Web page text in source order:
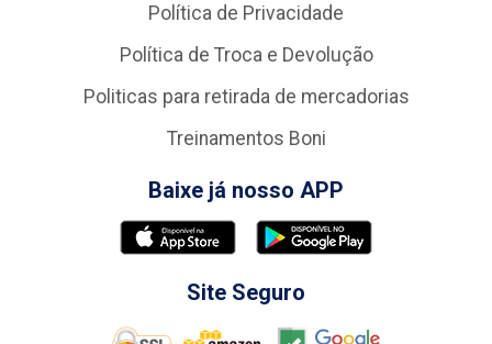
Política de Privacidade
Política de Troca e Devolução
Politicas para retirada de mercadorias
Treinamentos Boni
Baixe já nosso APP
Site Seguro